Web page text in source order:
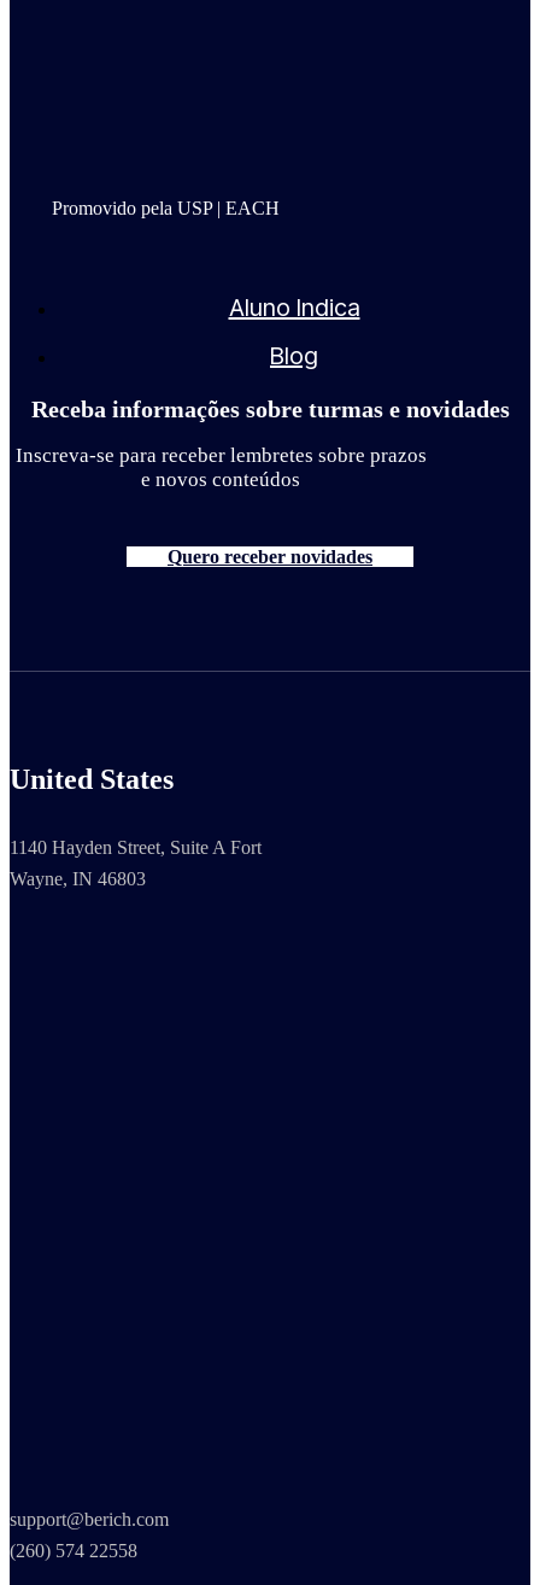
Promovido pela USP | EACH
Aluno Indica
Blog
Receba informações sobre turmas e novidades
Inscreva-se para receber lembretes sobre prazos
e novos conteúdos
Quero receber novidades
United States
1140 Hayden Street, Suite A Fort
Wayne, IN 46803
support@berich.com
(260) 574 22558